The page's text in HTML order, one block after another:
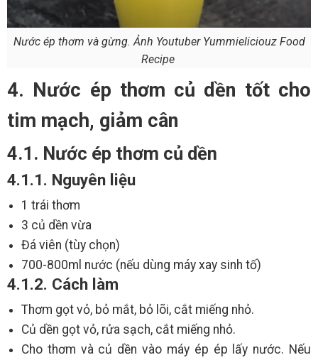
Nước ép thơm và gừng. Ảnh Youtuber Yummieliciouz Food
Recipe
4. Nước ép thơm củ dền tốt cho
tim mạch, giảm cân
4.1. Nước ép thơm củ dền
4.1.1. Nguyên liệu
1 trái thơm
3 củ dền vừa
Đá viên (tùy chọn)
700-800ml nước (nếu dùng máy xay sinh tố)
4.1.2. Cách làm
Thơm gọt vỏ, bỏ mắt, bỏ lõi, cắt miếng nhỏ.
Củ dền gọt vỏ, rửa sạch, cắt miếng nhỏ.
Cho thơm và củ dền vào máy ép ép lấy nước. Nếu